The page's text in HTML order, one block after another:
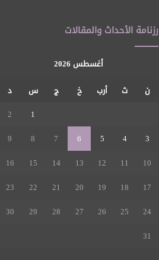
رزنامة الأحداث والمقالات
أغسطس 2026
ن
ث أرب خ ج س
د
1
2
3
4
5
6
7
8
9
10
11
12
13
14
15
16
17
18
19
20
21
22
23
24
25
26
27
28
29
30
31